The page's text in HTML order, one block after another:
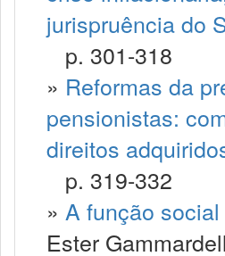
jurispruência do
p. 301-318
» Reformas da
pensionistas:
direitos
p. 319-332
» A função
Ester